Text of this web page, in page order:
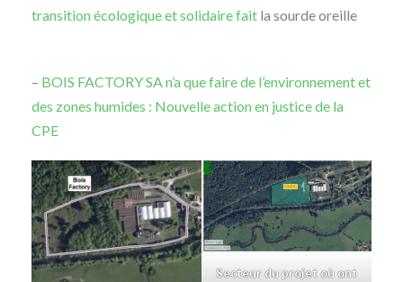
transition écologique et solidaire fait la sourde oreille
– BOIS FACTORY SA n’a que faire de l’environnement et
des zones humides : Nouvelle action en justice de la
CPE
Secteur du projet où ont